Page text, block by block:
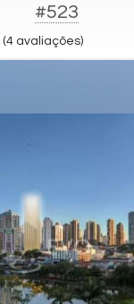
#523
(4 avaliações)